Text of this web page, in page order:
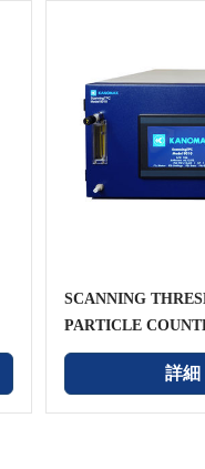
SCANNING
PARTICLE
9010
詳細